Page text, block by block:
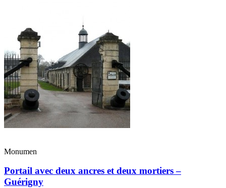
Monumen
Portail avec deux ancres et deux mortiers –
Guérigny